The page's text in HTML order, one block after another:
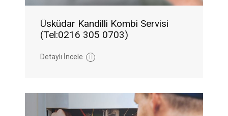
Üsküdar Kandilli Kombi Servisi
(Tel:0216 305 0703)
Detaylı İncele